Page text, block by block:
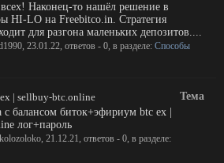
Наконец-то нашёл решение в
HI-LO на Freebitco.in. Стратегия
для разгона маленьких депозитов....
, 23.01.22, ответов - 0, в разделе: Способы
Тема
| sellbuy-btc.online
с балансом биток+эфириум btc ex |
лог+пароль
, 21.12.21, ответов - 0, в разделе: